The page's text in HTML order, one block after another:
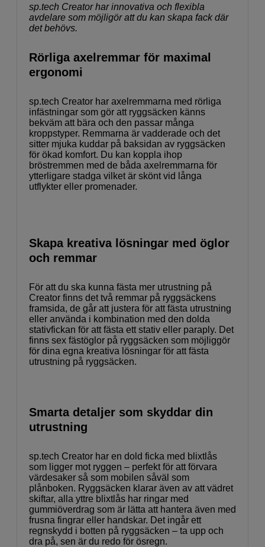
sp.tech Creator har innovativa och flexibla
avdelare som möjligör att du kan skapa fack där
det behövs.
Rörliga axelremmar för maximal
ergonomi
sp.tech Creator har axelremmarna med rörliga
infästningar som gör att ryggsäcken känns
bekväm att bära och den passar många
kroppstyper. Remmarna är vadderade och det
sitter mjuka kuddar på baksidan av ryggsäcken
för ökad komfort. Du kan koppla ihop
bröstremmen med de båda axelremmarna för
ytterligare stadga vilket är skönt vid långa
utflykter eller promenader.
Skapa kreativa lösningar med öglor
och remmar
För att du ska kunna fästa mer utrustning på
Creator finns det två remmar på ryggsäckens
framsida, de går att justera för att fästa utrustning
eller använda i kombination med den dolda
stativfickan för att fästa ett stativ eller paraply. Det
finns sex fästöglor på ryggsäcken som möjliggör
för dina egna kreativa lösningar för att fästa
utrustning på ryggsäcken.
Smarta detaljer som skyddar din
utrustning
sp.tech Creator har en dold ficka med blixtlås
som ligger mot ryggen – perfekt för att förvara
värdesaker så som mobilen såväl som
plånboken. Ryggsäcken klarar även av att vädret
skiftar, alla yttre blixtlås har ringar med
gummiöverdrag som är lätta att hantera även med
frusna fingrar eller handskar. Det ingår ett
regnskydd i botten på ryggsäcken – ta upp och
dra på, sen är du redo för ösregn.